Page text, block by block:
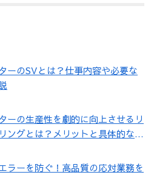
ーのSVとは？仕事内容や必要な
ーの生産性を劇的に向上させるリ
ングとは？メリットと具体的な方
ラーを防ぐ！高品質の応対業務を